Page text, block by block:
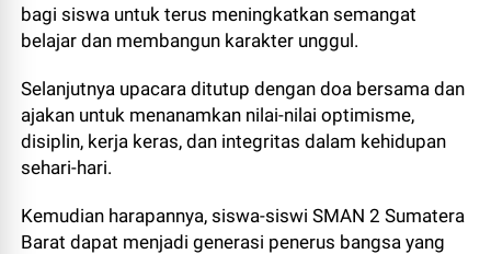
bagi siswa untuk terus meningkatkan semangat
belajar dan membangun karakter unggul.
Selanjutnya upacara ditutup dengan doa bersama dan
ajakan untuk menanamkan nilai-nilai optimisme,
disiplin, kerja keras, dan integritas dalam kehidupan
sehari-hari.
Kemudian harapannya, siswa-siswi SMAN 2 Sumatera
Barat dapat menjadi generasi penerus bangsa yang